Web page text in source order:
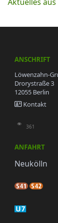
ANSCHRIFT
Löwenzahn-
Drorystraße 3
12055 Berlin
Kontakt
361
ANFAHRT
Neukölln